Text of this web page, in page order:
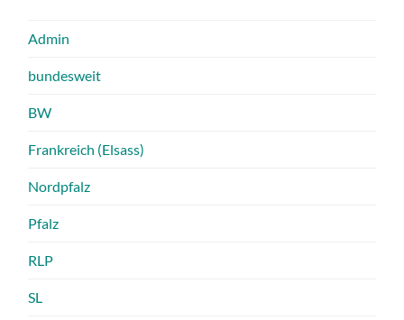
Admin
bundesweit
BW
Frankreich (Elsass)
Nordpfalz
Pfalz
RLP
SL